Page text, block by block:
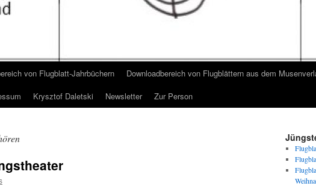
von Flugblatt-Jahrbüchern
Downloadbereich von Flugblättern aus dem
Krysztof Daletski Newsletter Zur Person